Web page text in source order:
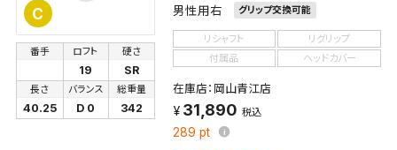
C 男性用右 グリップ交換可能
番手 ロフト
19
硬さ
SR
長さ
40.25
バランス
D 0
総重量
342
リシャフト
リグリップ
付属品
ヘッドカバー
在庫店：岡山青江店
31,890 税込
289 pt